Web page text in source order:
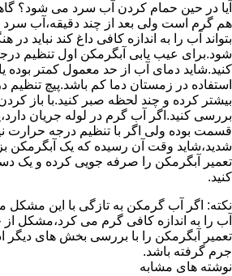
آیا در حین حمام کردن آب سرد می شود؟
هم گرم است ولی بعد از چند دقیقه،آب
بتواند آب را به اندازه کافی داغ کند نباید
شود.برای عیب یابی آبگرمکن اول تنظیم
کنید.شاید دمای آب از حد معمول کمتر بوده
استفاده در زمستان دما کم باشد.پیچ
بیشتر کرده و چند لحظه صبر کنید.با باز
بررسی کنید.اگر آب گرم در لوله جریان
قسمت بوده ولی اگر با تنظیم درجه حرارت
شدید،شاید وقت آن رسیده که یک آبگرمکن
تعمیر آبگرمکن را صرفه جویی کرده و یک
کنید.
نکته: اگر آب گرمکن به تازگی با این مشکل
آب را به اندازه کافی گرم می کرد،مشکل
تعمیر آبگرمکن را با بررسی بخش های دیگر
جرم گرفته باشد.
نوشته های مشابه